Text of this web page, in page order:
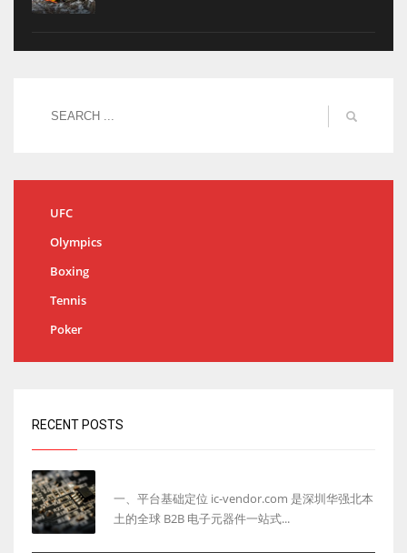
UFC
Olympics
Boxing
Tennis
Poker
RECENT POSTS
一、平台基础定位 ic-vendor.com 是深圳华强北本
土的全球 B2B 电子元器件一站式...